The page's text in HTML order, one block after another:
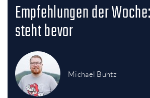
Empfehlungen der
steht bevor
Michael Buhtz